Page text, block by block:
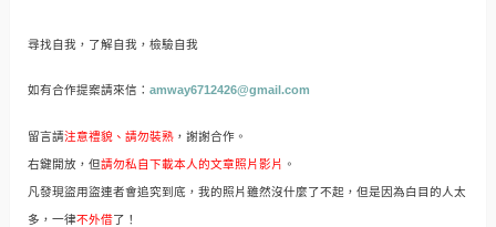
尋找自我，了解自我，檢驗自我
如有合作提案請來信： amway6712426@gmail.com
留言請注意禮貌、請勿裝熟，謝謝合作。
右鍵開放，但請勿私自下載本人的文章照片影片 。
凡發現盜用盜連者會追究到底，我的照片雖然沒什麼了不起，但是因為白目的人太
多，一律不外借了！